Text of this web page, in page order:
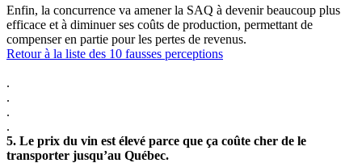
Enfin, la concurrence va amener la SAQ à devenir beaucoup plus
efficace et à diminuer ses coûts de production, permettant de
compenser en partie pour les pertes de revenus.
Retour à la liste des 10 fausses perceptions
.
.
.
.
5. Le prix du vin est élevé parce que ça coûte cher de le
transporter jusqu’au Québec.